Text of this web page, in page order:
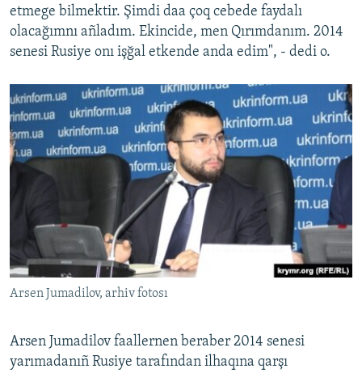
etmege bilmektir. Şimdi daa çoq cebede faydalı
olacağımnı añladım. Ekincide, men Qırımdanım. 2014
senesi Rusiye onı işğal etkende anda edim", - dedi o.
Arsen Jumadilov, arhiv fotosı
Arsen Jumadilov faallernen beraber 2014 senesi
yarımadanıñ Rusiye tarafından ilhaqına qarşı